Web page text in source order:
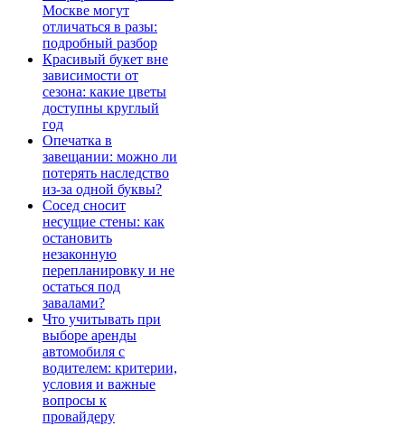
Москве могут
отличаться в разы:
подробный разбор
Красивый букет вне
зависимости от
сезона: какие цветы
доступны круглый
год
Опечатка в
завещании: можно ли
потерять наследство
из-за одной буквы?
Сосед сносит
несущие стены: как
остановить
незаконную
перепланировку и не
остаться под
завалами?
Что учитывать при
выборе аренды
автомобиля с
водителем: критерии,
условия и важные
вопросы к
провайдеру